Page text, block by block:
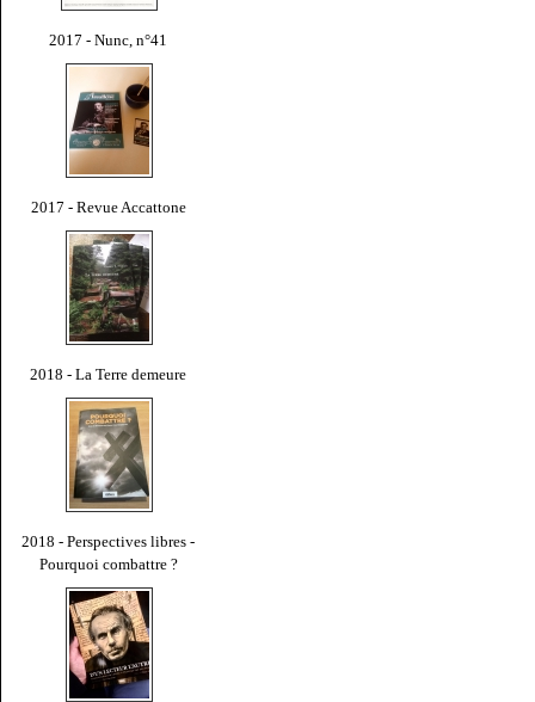
2017 - Nunc, n°41
2017 - Revue Accattone
2018 - La Terre demeure
2018 - Perspectives libres -
Pourquoi combattre ?